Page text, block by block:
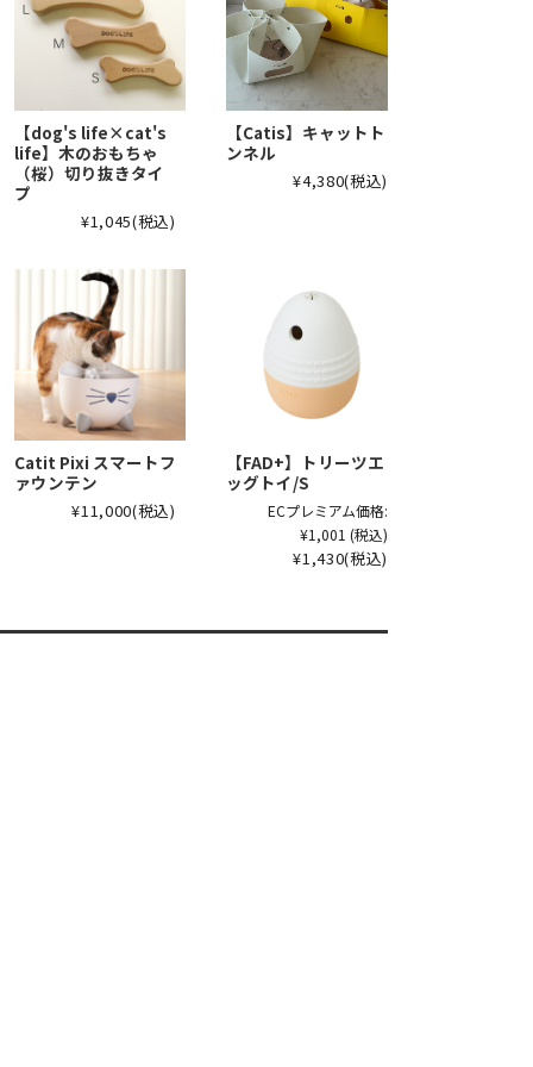
【dog's life×cat's
life】木のおもちゃ
（桜）切り抜きタイ
プ
¥1,045(税込)
【Catis】キャットト
ンネル
¥4,380(税込)
Catit Pixi スマートフ
ァウンテン
¥11,000(税込)
【FAD+】トリーツエ
ッグトイ/S
ECプレミアム価格:
¥1,001 (税込)
¥1,430(税込)